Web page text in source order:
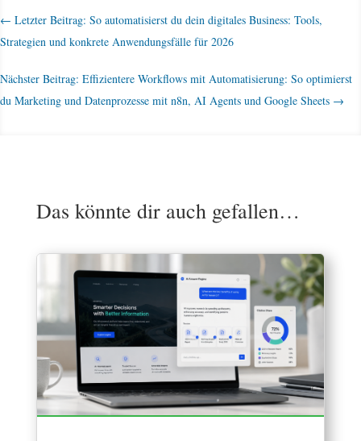
← Letzter Beitrag: So automatisierst du dein digitales Business: Tools,
Strategien und konkrete Anwendungsfälle für 2026
Nächster Beitrag: Effizientere Workflows mit Automatisierung: So optimierst
du Marketing und Datenprozesse mit n8n, AI Agents und Google Sheets →
Das könnte dir auch gefallen…